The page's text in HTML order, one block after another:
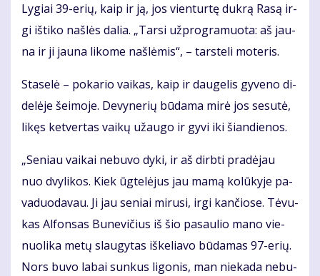
Ly­giai 39-erių, kaip ir ją, jos vien­tur­tę duk­rą Ra­są ir­
gi iš­ti­ko naš­lės da­lia. „Tar­si už­prog­ra­muo­ta: aš jau­
na ir ji jau­na li­ko­me naš­lė­mis“, – tars­te­li mo­te­ris.
Sta­se­lė – po­ka­rio vai­kas, kaip ir dau­ge­lis gy­ve­no di­
de­lė­je šei­mo­je. De­vy­ne­rių bū­da­ma mi­rė jos se­su­tė,
li­kęs ket­ver­tas vai­kų už­au­go ir gy­vi iki šian­die­nos.
„Se­niau vai­kai ne­bu­vo dy­ki, ir aš dirb­ti pra­dė­jau
nuo dvy­li­kos. Kiek ūg­te­lė­jus jau ma­mą ko­lū­ky­je pa­
va­duo­da­vau. Ji jau se­niai mi­ru­si, ir­gi kan­čio­se. Tė­vu­
kas Al­fon­sas Bu­ne­vi­čius iš šio pa­sau­lio ma­no vie­
nuo­li­ka me­tų slau­gy­tas iš­ke­lia­vo bū­da­mas 97-erių.
Nors bu­vo la­bai sun­kus li­go­nis, man nie­ka­da ne­bu­